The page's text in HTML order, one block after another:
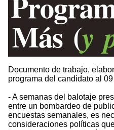
Documento de trabajo,
programa del candidato al
- A semanas del balotaje
entre un bombardeo de
encuestas semanales, es
consideraciones políticas